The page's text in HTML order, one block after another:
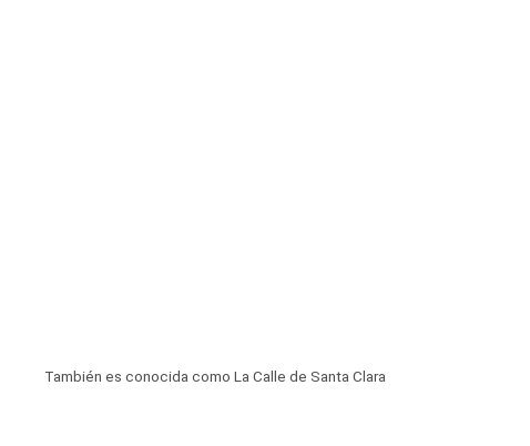
También es conocida como La Calle de Santa Clara